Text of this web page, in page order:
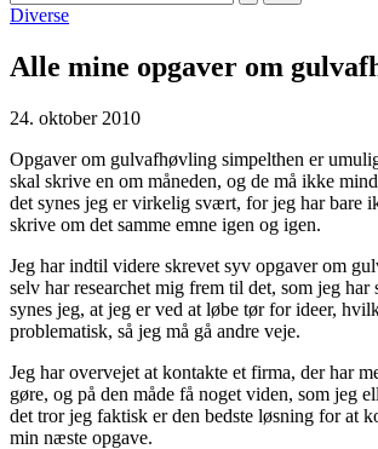
for:
Posted
Diverse
Alle mine opgaver om
24. oktober 2010
Opgaver om gulvafhøvling simpelthen er
skal skrive en om måneden, og de må ikke
det synes jeg er virkelig svært, for jeg har bare
skrive om det samme emne igen og igen.
Jeg har indtil videre skrevet syv opgaver om
selv har researchet mig frem til det, som jeg har
synes jeg, at jeg er ved at løbe tør for ideer,
problematisk, så jeg må gå andre veje.
Jeg har overvejet at kontakte et firma, der har
gøre, og på den måde få noget viden, som jeg
det tror jeg faktisk er den bedste løsning for at
min næste opgave.